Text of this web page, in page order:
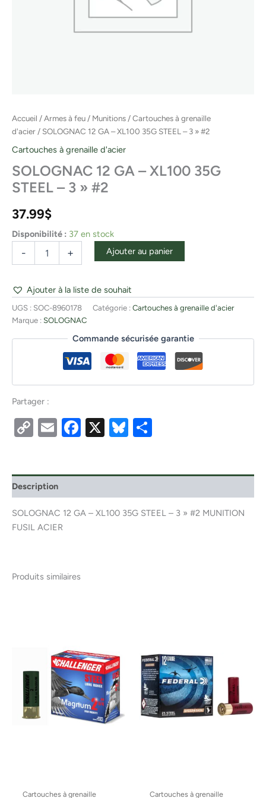
Accueil /Armes à feu / Munitions /Cartouches à grenaille
d'acier / SOLOGNAC 12 GA – XL100 35G STEEL – 3 » #2
Cartouches à grenaille d'acier
SOLOGNAC 12 GA – XL100 35G
STEEL – 3 » #2
37.99$
Disponibilité : 37 en stock
- + Ajouter au panier
Ajouter à la liste de souhait
UGS : SOC-8960178 Catégorie : Cartouches à grenaille d'acier
Marque : SOLOGNAC
Commande sécurisée garantie
Partager :
CopyEmailFacebook
X Bluesky
Description
SOLOGNAC 12 GA – XL100 35G STEEL – 3 » #2 MUNITION
FUSIL ACIER
Produits similaires
Cartouches à grenaille Cartouches à grenaille